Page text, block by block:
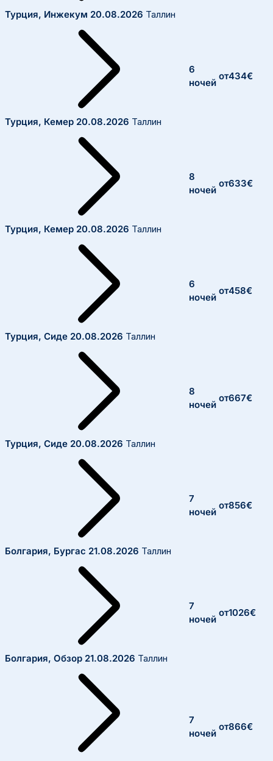
Турция, Инжекум 20.08.2026 Таллин
Турция, Кемер 20.08.2026 Таллин
6
ночей
от434€
Турция, Кемер 20.08.2026 Таллин
8
ночей
от633€
Турция, Сиде 20.08.2026 Таллин
6
ночей
от458€
Турция, Сиде 20.08.2026 Таллин
8
ночей
от667€
Болгария, Бургас 21.08.2026 Таллин
7
ночей
от856€
Болгария, Обзор 21.08.2026 Таллин
7
ночей
от1026€
7
ночей
от866€